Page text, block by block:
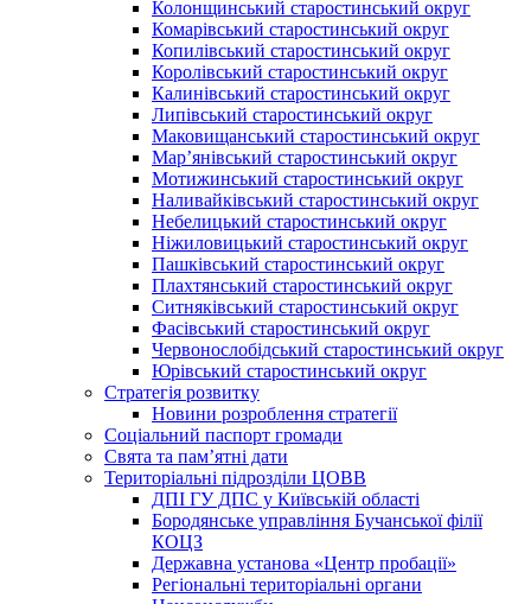
Колонщинський старостинський округ
Комарівський старостинський округ
Копилівський старостинський округ
Королівський старостинський округ
Калинівський старостинський округ
Липівський старостинський округ
Маковищанський старостинський округ
Мар’янівський старостинський округ
Мотижинський старостинський округ
Наливайківський старостинський округ
Небелицький старостинський округ
Ніжиловицький старостинський округ
Пашківський старостинський округ
Плахтянський старостинський округ
Ситняківський старостинський округ
Фасівський старостинський округ
Червонослобідський старостинський округ
Юрівський старостинський округ
Стратегія розвитку
Новини розроблення стратегії
Соціальний паспорт громади
Свята та пам’ятні дати
Територіальні підрозділи ЦОВВ
ДПІ ГУ ДПС у Київській області
Бородянське управління Бучанської філії
КОЦЗ
Державна установа «Центр пробації»
Регіональні територіальні органи